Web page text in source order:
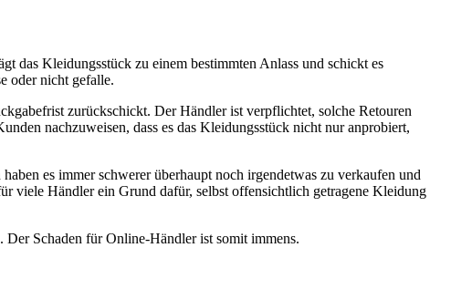
das Kleidungsstück zu einem bestimmten Anlass und schickt es
oder nicht gefalle.
zurückschickt. Der Händler ist verpflichtet, solche Retouren
nachzuweisen, dass es das Kleidungsstück nicht nur anprobiert,
es immer schwerer überhaupt noch irgendetwas zu verkaufen und
viele Händler ein Grund dafür, selbst offensichtlich getragene Kleidung
Schaden für Online-Händler ist somit immens.